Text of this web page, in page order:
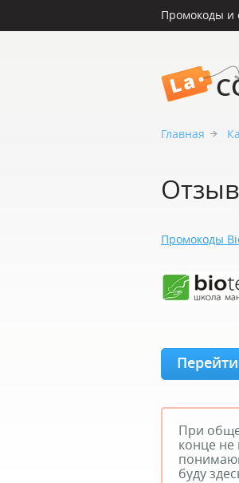
Промокоды и
Главная
Промокоды
При
конце не
буду